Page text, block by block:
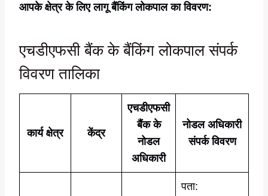
आपके क्षेत्र के लिए लागू बैंकिंग लोकपाल का विवरण:
एचडीएफसी बैंक के बैंकिंग लोकपाल संपर्क
विवरण तालिका
कार्य क्षेत्र केंद्र
एचडीएफसी
बैंक के
नोडल
अधिकारी
नोडल अधिकारी
संपर्क विवरण
पता: